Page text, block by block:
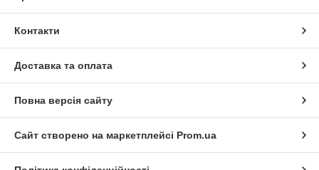
Контакти
Доставка та оплата
Повна версія сайту
Сайт створено на маркетплейсі Prom.ua